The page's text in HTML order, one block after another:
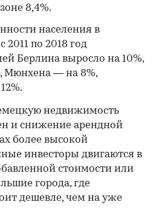
8,4%.
населения в
2011 по 2018 год
Берлина выросло на 10%,
Мюнхена — на 8%,
недвижимость
и снижение арендной
более высокой
инвесторы двигаются в
стоимости или
города, где
дешевле, чем на уже